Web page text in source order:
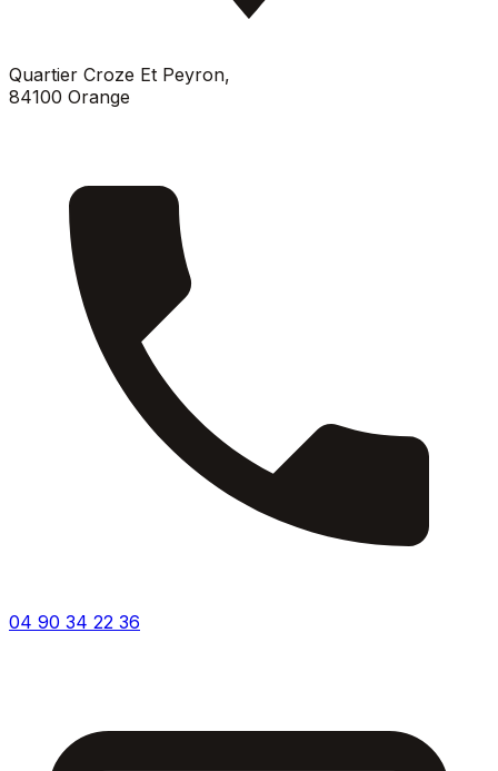
Quartier Croze Et Peyron,
84100 Orange
04 90 34 22 36